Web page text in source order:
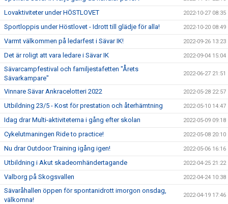
Lovaktiviteter under HÖSTLOVET 2022-10-27 08:35
Sportloppis under Höstlovet - Idrott till glädje för alla! 2022-10-20 08:49
Varmt välkommen på ledarfest i Sävar IK! 2022-09-26 13:23
Det är roligt att vara ledare i Sävar IK 2022-09-04 15:04
Sävarcampfestival och familjestafetten "Årets
Sävarkampare"
2022-06-27 21:51
Vinnare Sävar Ankracelotteri 2022 2022-05-28 22:57
Utbildning 23/5 - Kost för prestation och återhämtning 2022-05-10 14:47
Idag drar Multi-aktiviteterna i gång efter skolan 2022-05-09 09:18
Cykelutmaningen Ride to practice! 2022-05-08 20:10
Nu drar Outdoor Training igång igen! 2022-05-06 16:16
Utbildning i Akut skadeomhändertagande 2022-04-25 21:22
Valborg på Skogsvallen 2022-04-24 10:38
Sävaråhallen öppen för spontanidrott imorgon onsdag,
välkomna!
2022-04-19 17:46